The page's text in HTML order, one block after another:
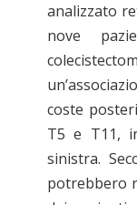
analizzato
nove
coste
T5 e T11,
sinistra.
potrebbero